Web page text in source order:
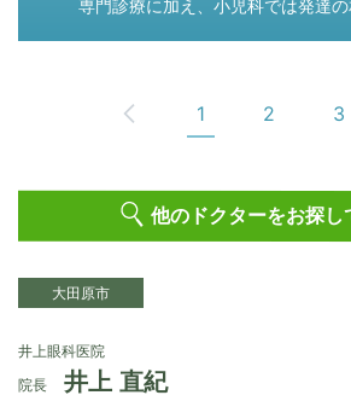
専門診療に加え、小児科では発達
1 2 3
他のドクターをお探し
大田原市
井上眼科医院
院長
井上 直紀